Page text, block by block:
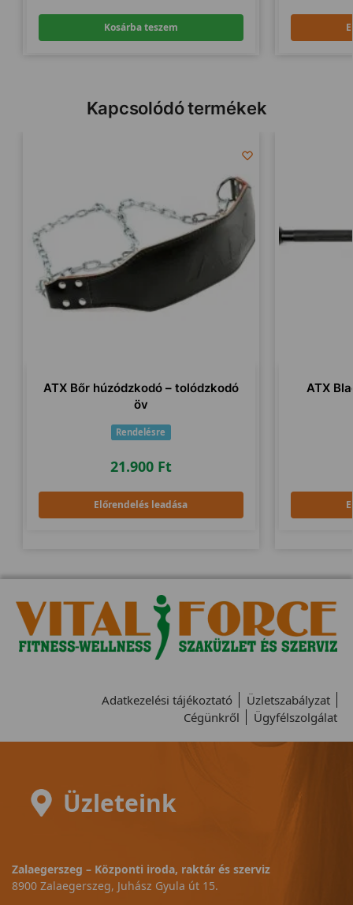
Kosárba teszem
Kapcsolódó termékek
ATX Bőr húzódzkodó – tolódzkodó
öv
Rendelésre
21.900 Ft
Előrendelés leadása
ATX
Adatkezelési tájékoztató
Üzletszabályzat
Cégünkről
Ügyfélszolgálat
Üzleteink
Zalaegerszeg – Központi iroda, raktár és szerviz
8900 Zalaegerszeg, Juhász Gyula út 15.